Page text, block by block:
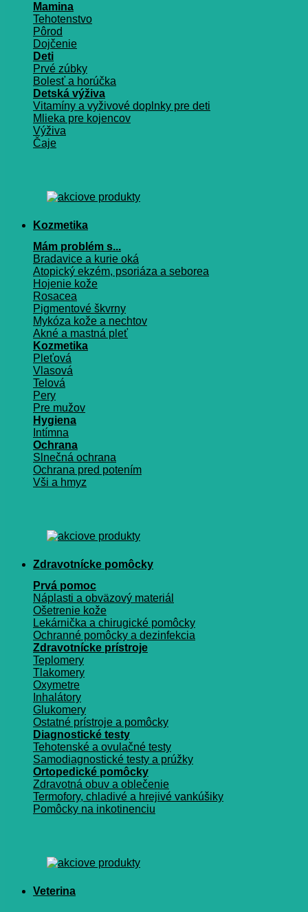
Mamina
Tehotenstvo
Pôrod
Dojčenie
Deti
Prvé zúbky
Bolesť a horúčka
Detská výživa
Vitamíny a vyživové doplnky pre deti
Mlieka pre kojencov
Výživa
Čaje
Kozmetika
Mám problém s...
Bradavice a kurie oká
Atopický ekzém, psoriáza a seborea
Hojenie kože
Rosacea
Pigmentové škvrny
Mykóza kože a nechtov
Akné a mastná pleť
Kozmetika
Pleťová
Vlasová
Telová
Pery
Pre mužov
Hygiena
Intímna
Ochrana
Slnečná ochrana
Ochrana pred potením
Vši a hmyz
Zdravotnícke pomôcky
Prvá pomoc
Náplasti a obväzový materiál
Ošetrenie kože
Lekárnička a chirugické pomôcky
Ochranné pomôcky a dezinfekcia
Zdravotnícke prístroje
Teplomery
Tlakomery
Oxymetre
Inhalátory
Glukomery
Ostatné prístroje a pomôcky
Diagnostické testy
Tehotenské a ovulačné testy
Samodiagnostické testy a prúžky
Ortopedické pomôcky
Zdravotná obuv a oblečenie
Termofory, chladivé a hrejivé vankúšiky
Pomôcky na inkotinenciu
Veterina